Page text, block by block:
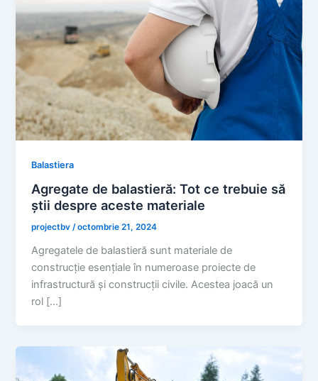
Balastiera
Agregate de balastieră: Tot ce trebuie să
știi despre aceste materiale
projectbv/octombrie 21, 2024
Agregatele de balastieră sunt materiale de
construcție esențiale în numeroase proiecte de
infrastructură și construcții civile. Acestea joacă un
rol […]